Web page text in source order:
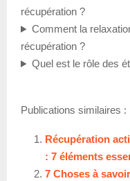
récupération ?
Comment la
récupération ?
Quel est le rôle des
Publications similaires :
Récupération
: 7 éléments
7 Choses à